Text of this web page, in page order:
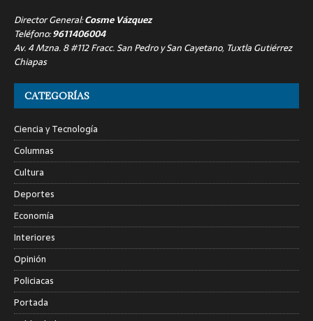
Director General:Cosme Vázquez
Teléfono:9611406004
Av. 4 Mzna. 8 #112 Fracc. San Pedro y San Cayetano, Tuxtla Gutiérrez
Chiapas
CATEGORÍAS
Ciencia y Tecnología
Columnas
Cultura
Deportes
Economía
Interiores
Opinión
Policiacas
Portada